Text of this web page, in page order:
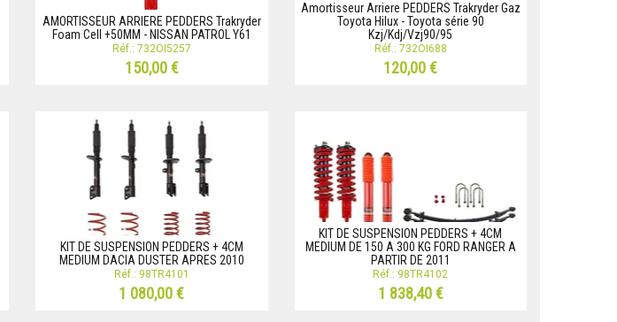
AMORTISSEUR ARRIERE PEDDERS Trakryder
Foam Cell +50MM - NISSAN PATROL Y61
Réf.: 732OI5257
150,00 €
Amortisseur Arriere PEDDERS Trakryder Gaz
Toyota Hilux - Toyota série 90
Kzj/Kdj/Vzj90/95
Réf.: 732OI688
120,00 €
KIT DE SUSPENSION PEDDERS + 4CM
MEDIUM DACIA DUSTER APRES 2010
Réf.: 98TR4101
1 080,00 €
KIT DE SUSPENSION PEDDERS + 4CM
MEDIUM DE 150 A 300 KG FORD RANGER A
PARTIR DE 2011
Réf.: 98TR4102
1 838,40 €